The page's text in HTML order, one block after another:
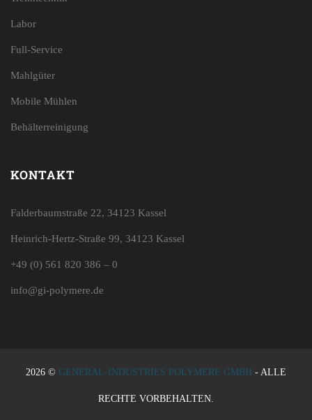
Labor
Full-Service
Mahlgüter
Mobile Mühlen
Behälterreinigung
KONTAKT
Falderbaumstraße 22, 34123 Kassel
Heinrich-Hertz-Straße 99, 34123 Kassel
+49 (0) 561 820 386 – 0
info@gi-polymere.de
2026 © GENERAL-INDUSTRIES POLYMERE GMBH - ALLE
RECHTE VORBEHALTEN.